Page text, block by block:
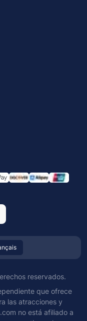
reservados.
que ofrece
las atracciones y
no está afiliado a